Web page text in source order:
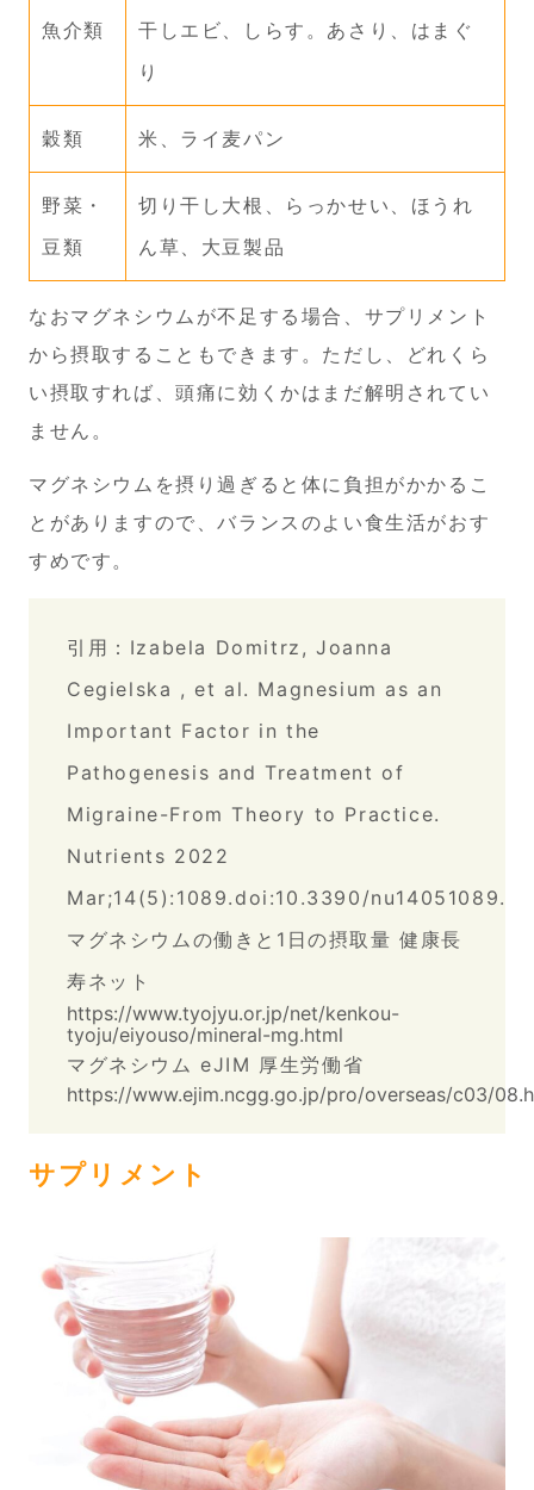
魚介類
干しエビ、しらす。あさり、はまぐ
り
穀類 米、ライ麦パン
野菜・
豆類
切り干し大根、らっかせい、ほうれ
ん草、大豆製品
なおマグネシウムが不足する場合、サプリメント
から摂取することもできます。ただし、どれくら
い摂取すれば、頭痛に効くかはまだ解明されてい
ません。
マグネシウムを摂り過ぎると体に負担がかかるこ
とがありますので、バランスのよい食生活がおす
すめです。
引用： Izabela Domitrz, Joanna
Cegielska , et al. Magnesium as an
Important Factor in the
Pathogenesis and Treatment of
Migraine-From Theory to Practice.
Nutrients 2022
Mar;14(5):1089.doi:10.3390/nu14051089.
マグネシウムの働きと1日の摂取量 健康長
寿ネット
https://www.tyojyu.or.jp/net/kenkou-
tyoju/eiyouso/mineral-mg.html
マグネシウム eJIM 厚生労働省
https://www.ejim.ncgg.go.jp/pro/overseas/c03/
サプリメント